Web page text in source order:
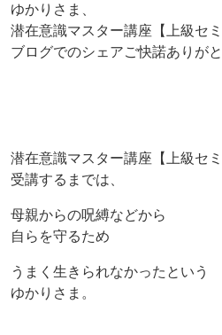
ゆかりさま、
潜在意識マスター講座【上級セ
ブログでのシェアご快諾ありが
潜在意識マスター講座【上級セ
受講するまでは、
母親からの呪縛などから
自らを守るため
うまく生きられなかったという
ゆかりさま。